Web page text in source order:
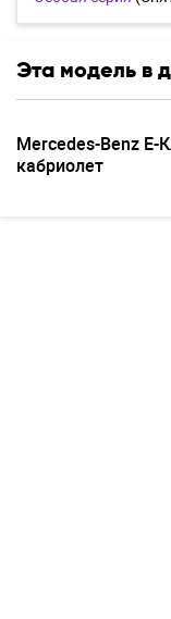
Эта модель в
Mercedes-Benz E-
кабриолет